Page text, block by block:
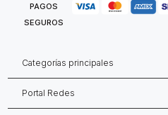
PAGOS
SEGUROS
Categorías principales
Portal Redes